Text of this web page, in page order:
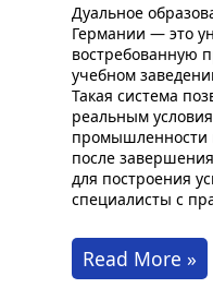
Дуальное
Германии — это
востребованную
учебном
Такая система
реальным
промышленности
после
для построения
специалисты с
Дуальное
Read More »